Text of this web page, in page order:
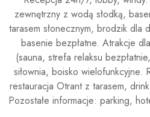
zewnętrzny z wodą słodką,
tarasem słonecznym, brodzik dla
basenie bezpłatne. Atrakcje
(sauna, strefa relaksu
siłownia, boisko wielofunkcyjne.
restauracja Otrant z tarasem,
Pozostałe informacje: parking,